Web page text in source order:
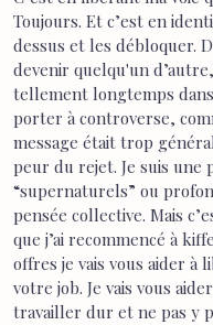
Toujours. Et c’est en
dessus et les débloquer.
devenir quelqu'un
tellement longtemps
porter à controverse,
message était trop
peur du rejet. Je suis une
“supernaturels” ou
pensée collective. Mais
que j’ai recommencé à
offres je vais vous aider
votre job. Je vais vous
travailler dur et ne pas y